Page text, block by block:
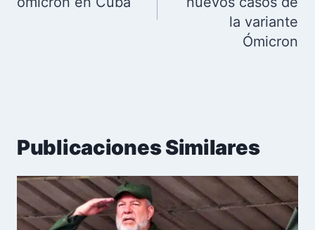
la variante
Ómicron
Publicaciones Similares